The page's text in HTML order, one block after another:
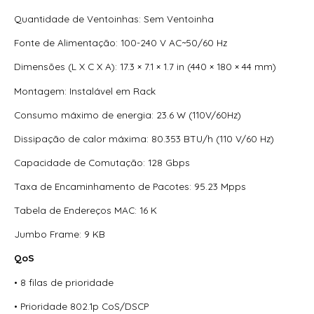
Si 24 Portas Poe 10/100/1000 Mbps + 02 Portas Sfp Giga
Switch Hikvision Gigabit Metalico Ds-3E0505-E 5 Portas
10/100/1000Mbps
Switch Hikvision Gigabit Metalico Ds-3E0516-E(B) 16
Portas 10/100/1000Mbps
Switch Hikvision Gigabit Metalico Ds-3E0524-E(B) 24
Switch Hikvision Gigabit Metalico Ds-3E0526P-E/M 24
Portas Poe 10/100/1000Mbps + 02 Sfp Giga (Ds-3E0326P-
E/M)
Switch Hikvision Gigabit Metalico Ds-3E1510P-Si 8 Portas
Quantidade de Ventoinhas: Sem Ventoinha
Fonte de Alimentação: 100-240 V AC~50/60 Hz
Dimensões (L X C X A): 17.3 × 7.1 × 1.7 in (440 × 180 × 44 mm)
Montagem: Instalável em Rack
Consumo máximo de energia: 23.6 W (110V/60Hz)
Dissipação de calor máxima: 80.353 BTU/h (110 V/60 Hz)
Capacidade de Comutação: 128 Gbps
Taxa de Encaminhamento de Pacotes: 95.23 Mpps
Tabela de Endereços MAC: 16 K
Jumbo Frame: 9 KB
QoS
• 8 filas de prioridade
• Prioridade 802.1p CoS/DSCP